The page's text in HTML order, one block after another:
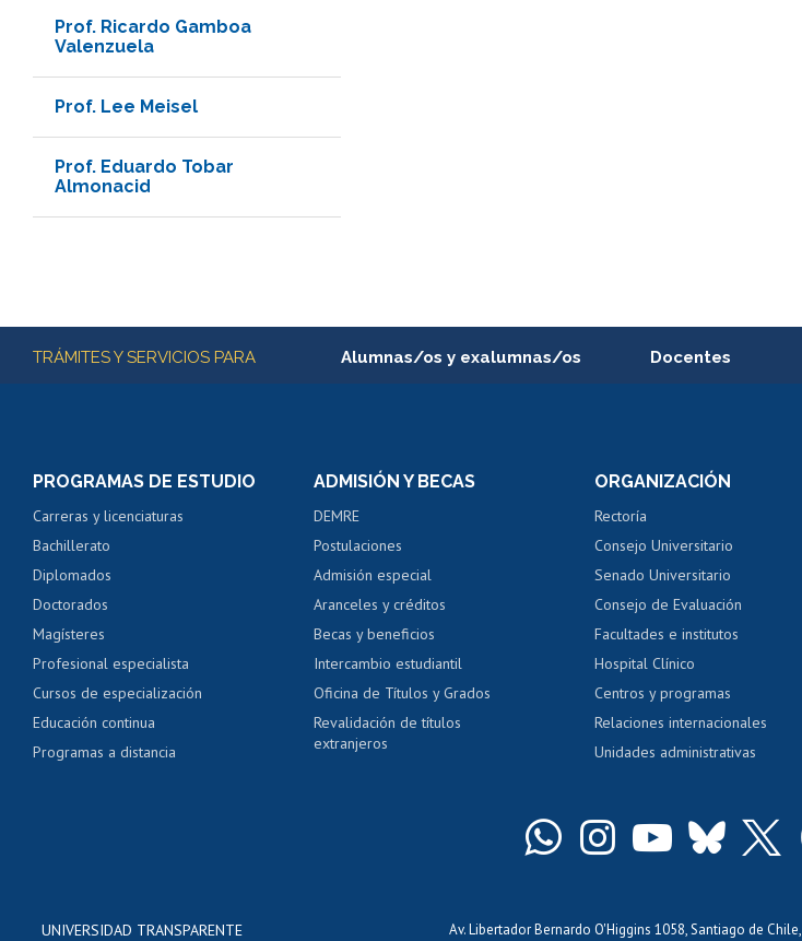
Prof. Ricardo Gamboa
Valenzuela
Prof. Lee Meisel
Prof. Eduardo Tobar
Almonacid
Más información
TRÁMITES Y SERVICIOS PARA Alumnas/os y exalumnas/os
Servicio médico y dental
Pago de arancel y crédito alumnos
Pago de arancel y crédito exalumnos
Certificado de títulos y grados
Docentes
Perfeccionamiento
Evaluación docente
Calificación académica
Postulación al AUCAI
Mi Uchile Ayuda tecnológica Tarjeta TUI
PROGRAMAS DE ESTUDIO
Carreras y licenciaturas
Bachillerato
Diplomados
Doctorados
Magísteres
Profesional especialista
Cursos de especialización
Educación continua
Programas a distancia
ADMISIÓN Y BECAS
DEMRE
Postulaciones
Admisión especial
Aranceles y créditos
Becas y beneficios
Intercambio estudiantil
Oficina de Títulos y Grados
Revalidación de títulos
extranjeros
ORGANIZACIÓN
Rectoría
Consejo Universitario
Senado Universitario
Consejo de Evaluación
Facultades e institutos
Hospital Clínico
Centros y programas
Relaciones internacionales
Unidades administrativas
UNIVERSIDAD TRANSPARENTE Av. Libertador Bernardo O'Higgins 1058, Santiago de Chile,